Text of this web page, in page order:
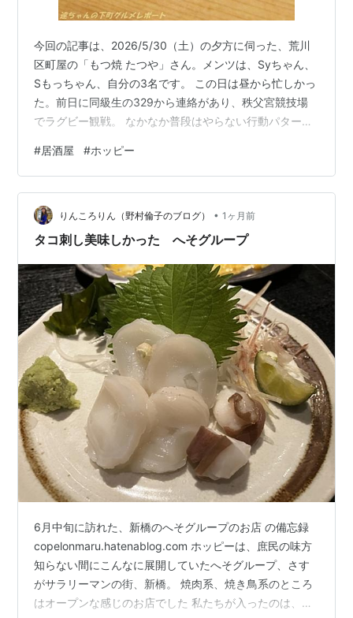
今回の記事は、2026/5/30（土）の夕方に伺った、荒川
区町屋の「もつ焼 たつや」さん。メンツは、Syちゃん、
Sもっちゃん、自分の3名です。 この日は昼から忙しかっ
た。前日に同級生の329から連絡があり、秩父宮競技場
でラグビー観戦。 なかなか普段はやらない行動パター
夕方17時からは、Sもっちゃん、Syちゃんと町屋で飲む
予定も入っていて、一度家に帰るのも中途半端なので、
329も巻き添えに浅草のRAFTに立ち寄って飲む流れに。
時計の針が16時30分を回った頃、329とは別れて自分は
タクシーで町屋へ移動。町屋駅周辺で降りたのは16時45
#居酒屋 #ホッピー
りんころりん（野村倫子のブログ） • 1ヶ月前
タコ刺し美味しかった へそグループ
6月中旬に訪れた、新橋のへそグループのお店 の備忘録
copelonmaru.hatenablog.com ホッピーは、庶民の味方
知らない間にこんなに展開していたへそグループ、さす
がサラリーマンの街、新橋。 焼肉系、焼き鳥系のところ
はオープンな感じのお店でした 私たちが入ったのは、大